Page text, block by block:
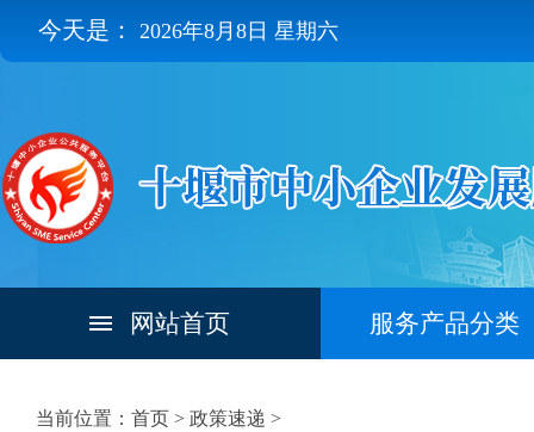
今天是： 2026年8月8日 星期六
网站首页 服务产品分类
当前位置：首页 > 政策速递 >